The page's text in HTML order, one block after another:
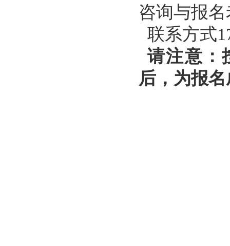
咨询与报
联系方式
请注意：
后，为报